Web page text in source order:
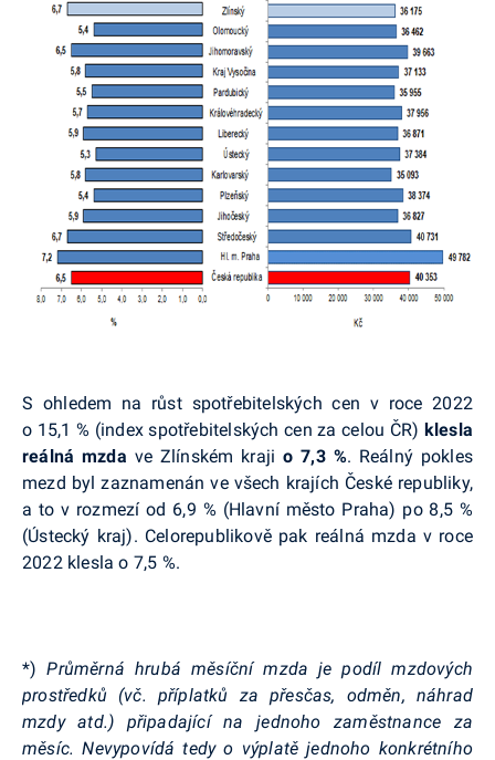
S ohledem na růst spotřebitelských cen v roce 2022
o 15,1 % (index spotřebitelských cen za celou ČR) klesla
reálná mzda ve Zlínském krajio 7,3 %. Reálný pokles
mezd byl zaznamenán ve všech krajích České republiky,
a to v rozmezí od 6,9 % (Hlavní město Praha) po 8,5 %
(Ústecký kraj). Celorepublikově pak reálná mzda v roce
2022 klesla o 7,5 %.
*) Průměrná hrubá měsíční mzda je podíl mzdových
prostředků (vč. příplatků za přesčas, odměn, náhrad
mzdy atd.) připadající na jednoho zaměstnance za
měsíc. Nevypovídá tedy o výplatě jednoho konkrétního